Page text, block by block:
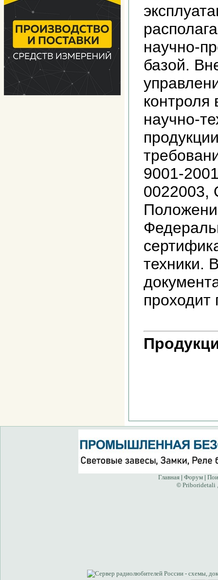
научно-
базой.
контроля
научно-
9001-
0022003,
техники.
Главная| Форум|
© Priboridetali